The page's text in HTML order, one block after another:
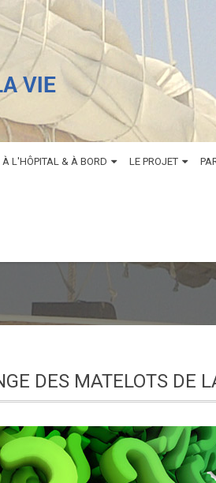
À L'HÔPITAL & À BORD LE PROJET
DES MATELOTS DE